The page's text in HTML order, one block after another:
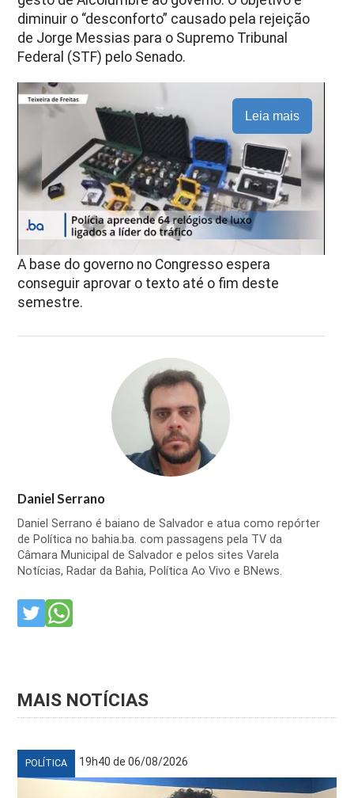
diminuir o “desconforto” causado pela rejeição
de Jorge Messias para o Supremo Tribunal
Federal (STF) pelo Senado.
Leia mais
A base do governo no Congresso espera
conseguir aprovar o texto até o fim deste
semestre.
Daniel Serrano
Daniel Serrano é baiano de Salvador e atua como repórter
de Política no bahia.ba. com passagens pela TV da
Câmara Municipal de Salvador e pelos sites Varela
Notícias, Radar da Bahia, Política Ao Vivo e BNews.
MAIS NOTÍCIAS
POLÍTICA 19h40 de 06/08/2026